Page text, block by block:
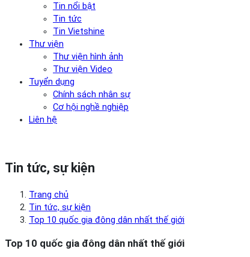
Tin nổi bật
Tin tức
Tin Vietshine
Thư viện
Thư viện hình ảnh
Thư viện Video
Tuyển dụng
Chính sách nhân sự
Cơ hội nghề nghiệp
Liên hệ
Tin tức, sự kiện
Trang chủ
Tin tức, sự kiện
Top 10 quốc gia đông dân nhất thế giới
Top 10 quốc gia đông dân nhất thế giới